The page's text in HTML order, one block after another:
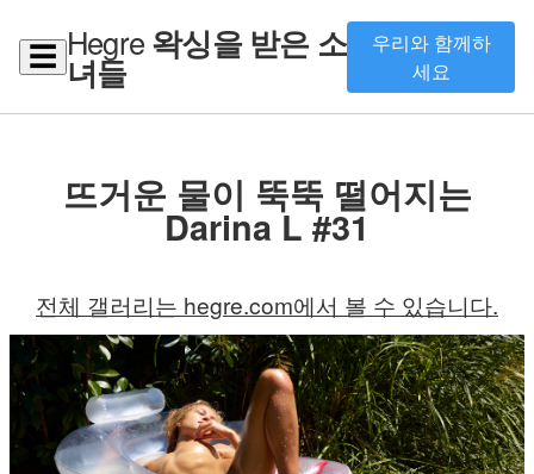
☰ Hegre왁싱을 받은 소
녀들
우리와 함께하
세요
뜨거운 물이 뚝뚝 떨어지는
Darina L #31
전체 갤러리는 hegre.com에서 볼 수 있습니다.